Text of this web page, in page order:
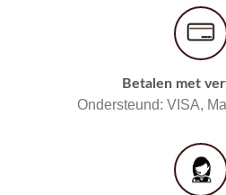
Betalen met
Ondersteund: VISA,